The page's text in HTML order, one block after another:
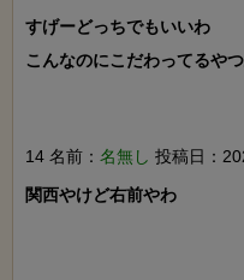
すげーどっちでもいいわ
こんなのにこだわってるや
14 名前： 名無し 投稿日：
関西やけど右前やわ